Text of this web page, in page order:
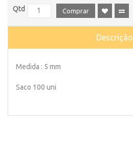
Qtd Comprar
Descrição
Medida : 5 mm
Saco 100 uni